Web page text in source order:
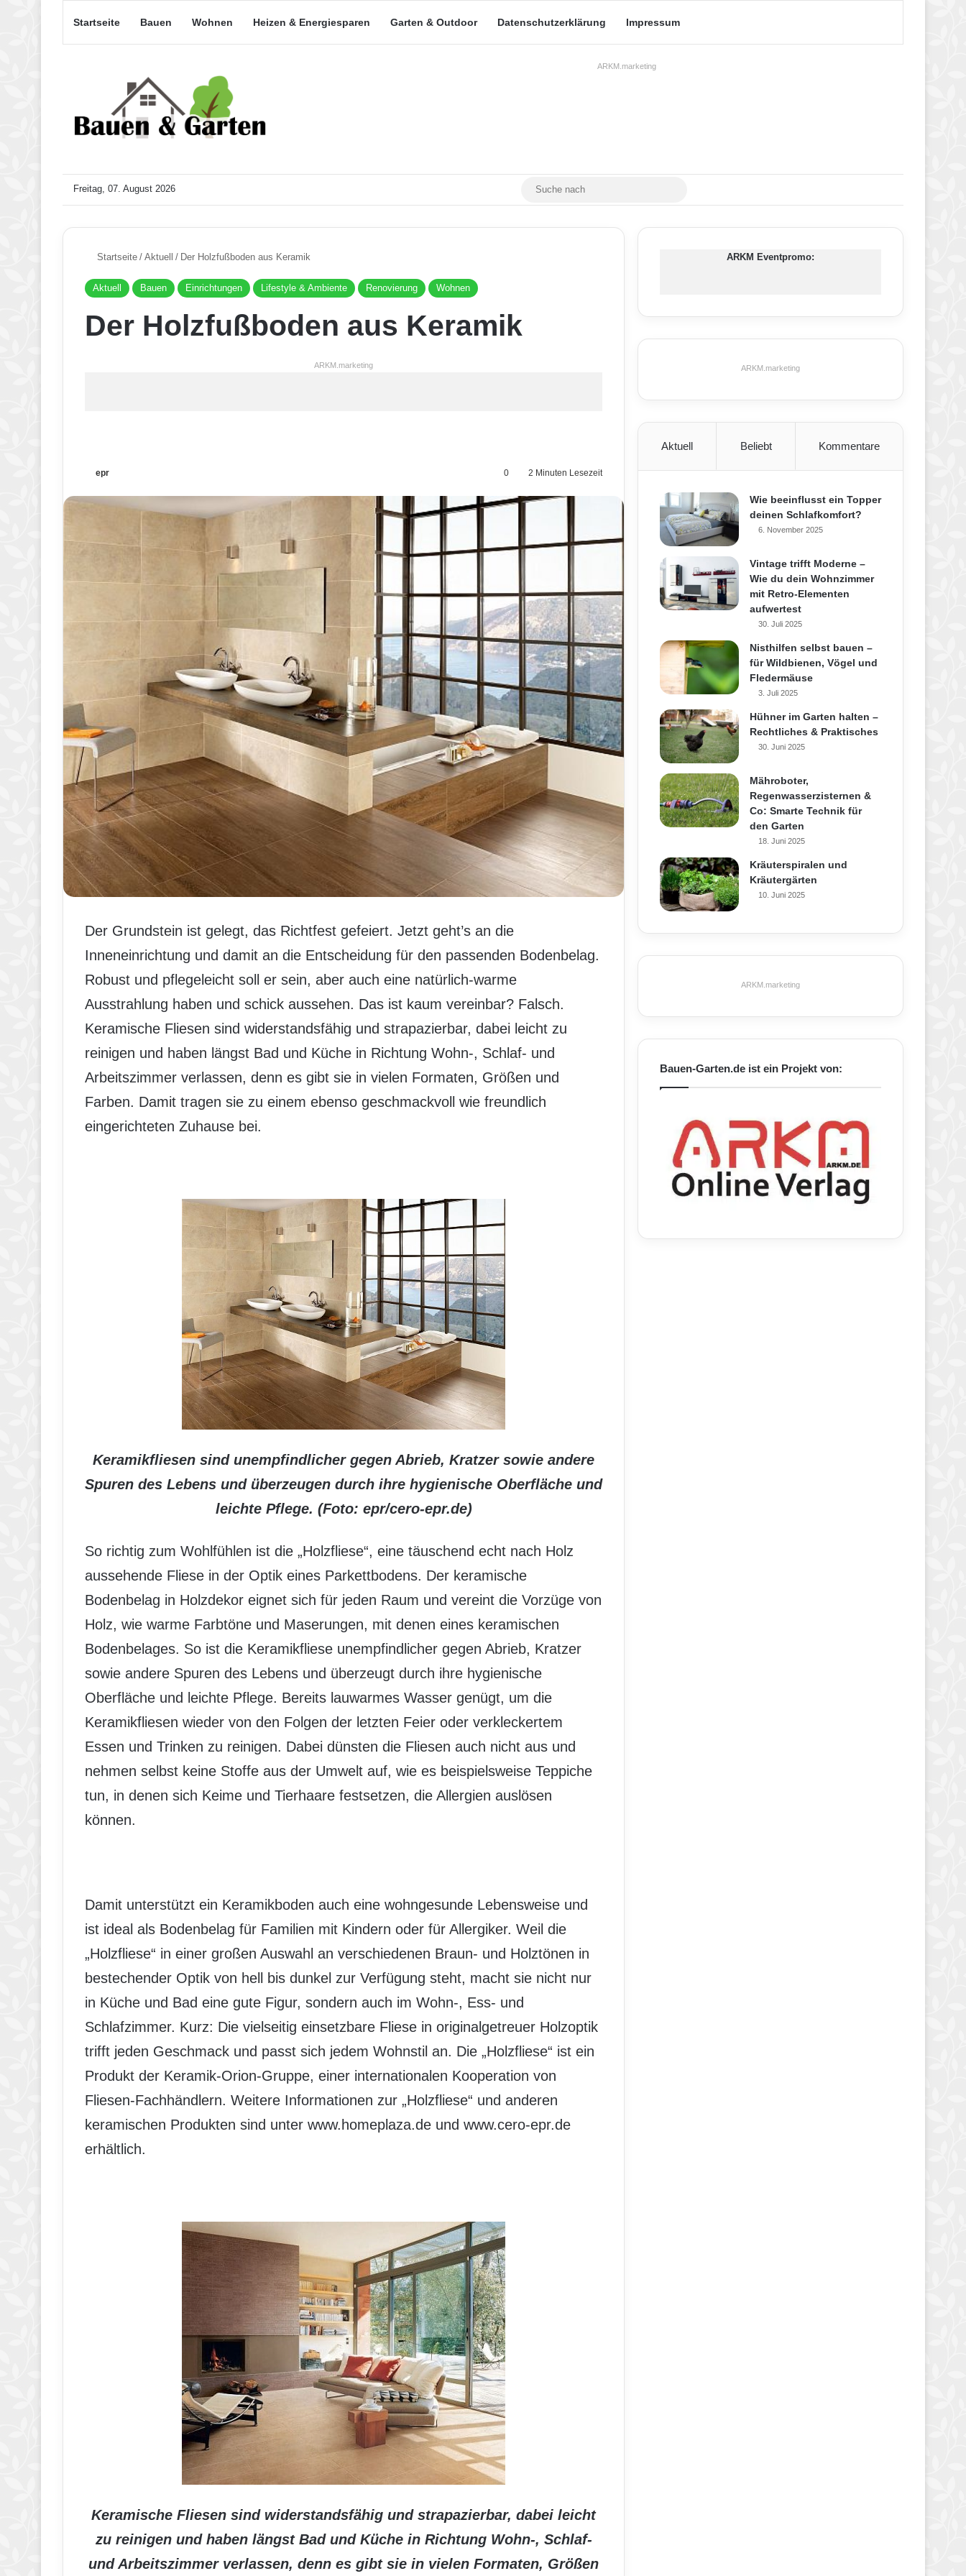
Startseite Bauen Wohnen Heizen & Energiesparen Garten & Outdoor Datenschutzerklärung Impressum
ARKM.marketing
Freitag, 07. August 2026 MastodonSkin umschalten
Startseite / Aktuell / Der Holzfußboden aus Keramik
Aktuell Bauen Einrichtungen Lifestyle & Ambiente Renovierung Wohnen
Der Holzfußboden aus Keramik
ARKM.marketing
epr 0 2 Minuten Lesezeit
Der Grundstein ist gelegt, das Richtfest gefeiert. Jetzt geht’s an die
Inneneinrichtung und damit an die Entscheidung für den passenden Bodenbelag.
Robust und pflegeleicht soll er sein, aber auch eine natürlich-warme
Ausstrahlung haben und schick aussehen. Das ist kaum vereinbar? Falsch.
Keramische Fliesen sind widerstandsfähig und strapazierbar, dabei leicht zu
reinigen und haben längst Bad und Küche in Richtung Wohn-, Schlaf- und
Arbeitszimmer verlassen, denn es gibt sie in vielen Formaten, Größen und
Farben. Damit tragen sie zu einem ebenso geschmackvoll wie freundlich
eingerichteten Zuhause bei.
Keramikfliesen sind unempfindlicher gegen Abrieb, Kratzer sowie andere
Spuren des Lebens und überzeugen durch ihre hygienische Oberfläche und
leichte Pflege. (Foto: epr/cero-epr.de)
So richtig zum Wohlfühlen ist die „Holzfliese“, eine täuschend echt nach Holz
aussehende Fliese in der Optik eines Parkettbodens. Der keramische
Bodenbelag in Holzdekor eignet sich für jeden Raum und vereint die Vorzüge von
Holz, wie warme Farbtöne und Maserungen, mit denen eines keramischen
Bodenbelages. So ist die Keramikfliese unempfindlicher gegen Abrieb, Kratzer
sowie andere Spuren des Lebens und überzeugt durch ihre hygienische
Oberfläche und leichte Pflege. Bereits lauwarmes Wasser genügt, um die
Keramikfliesen wieder von den Folgen der letzten Feier oder verkleckertem
Essen und Trinken zu reinigen. Dabei dünsten die Fliesen auch nicht aus und
nehmen selbst keine Stoffe aus der Umwelt auf, wie es beispielsweise Teppiche
tun, in denen sich Keime und Tierhaare festsetzen, die Allergien auslösen
können.
Damit unterstützt ein Keramikboden auch eine wohngesunde Lebensweise und
ist ideal als Bodenbelag für Familien mit Kindern oder für Allergiker. Weil die
„Holzfliese“ in einer großen Auswahl an verschiedenen Braun- und Holztönen in
bestechender Optik von hell bis dunkel zur Verfügung steht, macht sie nicht nur
in Küche und Bad eine gute Figur, sondern auch im Wohn-, Ess- und
Schlafzimmer. Kurz: Die vielseitig einsetzbare Fliese in originalgetreuer Holzoptik
trifft jeden Geschmack und passt sich jedem Wohnstil an. Die „Holzfliese“ ist ein
Produkt der Keramik-Orion-Gruppe, einer internationalen Kooperation von
Fliesen-Fachhändlern. Weitere Informationen zur „Holzfliese“ und anderen
keramischen Produkten sind unter www.homeplaza.de und www.cero-epr.de
erhältlich.
Keramische Fliesen sind widerstandsfähig und strapazierbar, dabei leicht
zu reinigen und haben längst Bad und Küche in Richtung Wohn-, Schlaf-
und Arbeitszimmer verlassen, denn es gibt sie in vielen Formaten, Größen
ARKM Eventpromo:
ARKM.marketing
Aktuell Beliebt Kommentare
Wie beeinflusst ein Topper
deinen Schlafkomfort?
6. November 2025
Vintage trifft Moderne –
Wie du dein Wohnzimmer
mit Retro-Elementen
aufwertest
30. Juli 2025
Nisthilfen selbst bauen –
für Wildbienen, Vögel und
Fledermäuse
3. Juli 2025
Hühner im Garten halten –
Rechtliches & Praktisches
30. Juni 2025
Mähroboter,
Regenwasserzisternen &
Co: Smarte Technik für
den Garten
18. Juni 2025
Kräuterspiralen und
Kräutergärten
10. Juni 2025
ARKM.marketing
Bauen-Garten.de ist ein Projekt von: